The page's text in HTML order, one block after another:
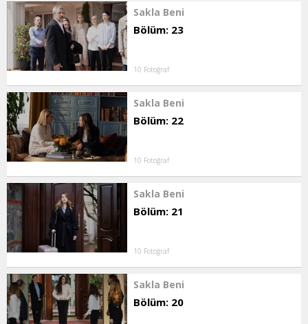
Sakla Beni
Bölüm: 23
10 Fotoğraf
Sakla Beni
Bölüm: 22
10 Fotoğraf
Sakla Beni
Bölüm: 21
10 Fotoğraf
Sakla Beni
Bölüm: 20